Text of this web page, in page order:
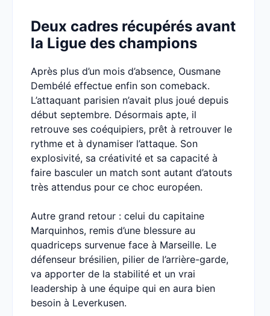
Deux cadres récupérés avant
la Ligue des champions
Après plus d’un mois d’absence, Ousmane
Dembélé effectue enfin son comeback.
L’attaquant parisien n’avait plus joué depuis
début septembre. Désormais apte, il
retrouve ses coéquipiers, prêt à retrouver le
rythme et à dynamiser l’attaque. Son
explosivité, sa créativité et sa capacité à
faire basculer un match sont autant d’atouts
très attendus pour ce choc européen.
Autre grand retour : celui du capitaine
Marquinhos, remis d’une blessure au
quadriceps survenue face à Marseille. Le
défenseur brésilien, pilier de l’arrière-garde,
va apporter de la stabilité et un vrai
leadership à une équipe qui en aura bien
besoin à Leverkusen.